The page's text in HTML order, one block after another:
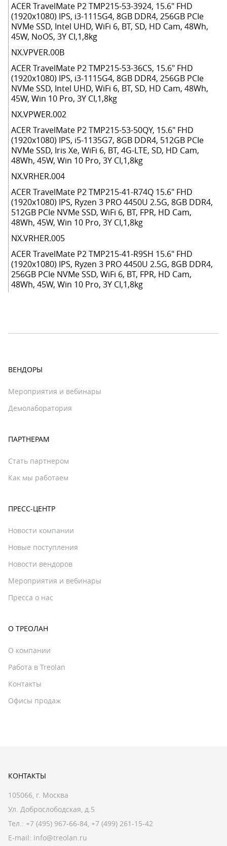
ACER TravelMate P2 TMP215-53-3924, 15.6" FHD
(1920x1080) IPS, i3-1115G4, 8GB DDR4, 256GB PCIe
NVMe SSD, Intel UHD, WiFi 6, BT, SD, HD Cam, 48Wh,
45W, NoOS, 3Y CI,1,8kg
NX.VPVER.00B
ACER TravelMate P2 TMP215-53-36CS, 15.6" FHD
(1920x1080) IPS, i3-1115G4, 8GB DDR4, 256GB PCIe
NVMe SSD, Intel UHD, WiFi 6, BT, SD, HD Cam, 48Wh,
45W, Win 10 Pro, 3Y CI,1,8kg
NX.VPWER.002
ACER TravelMate P2 TMP215-53-50QY, 15.6" FHD
(1920x1080) IPS, i5-1135G7, 8GB DDR4, 512GB PCIe
NVMe SSD, Iris Xe, WiFi 6, BT, 4G-LTE, SD, HD Cam,
48Wh, 45W, Win 10 Pro, 3Y CI,1,8kg
NX.VRHER.004
ACER TravelMate P2 TMP215-41-R74Q 15.6" FHD
(1920x1080) IPS, Ryzen 3 PRO 4450U 2.5G, 8GB DDR4,
512GB PCIe NVMe SSD, WiFi 6, BT, FPR, HD Cam,
48Wh, 45W, Win 10 Pro, 3Y CI,1,8kg
NX.VRHER.005
ACER TravelMate P2 TMP215-41-R9SH 15.6" FHD
(1920x1080) IPS, Ryzen 3 PRO 4450U 2.5G, 8GB DDR4,
256GB PCIe NVMe SSD, WiFi 6, BT, FPR, HD Cam,
48Wh, 45W, Win 10 Pro, 3Y CI,1,8kg
ВЕНДОРЫ
Мероприятия и вебинары
Демолаборатория
ПАРТНЕРАМ
Стать партнером
Как мы работаем
ПРЕСС-ЦЕНТР
Новости компании
Новые поступления
Новости вендоров
Мероприятия и вебинары
Пресса о нас
О ТРЕОЛАН
О компании
Работа в Treolan
Контакты
Офисы продаж
КОНТАКТЫ
105066, г. Москва
Ул. Доброслободская, д.5
Тел.: +7 (495) 967-66-84, +7 (499) 261-15-42
E-mail: info@treolan.ru